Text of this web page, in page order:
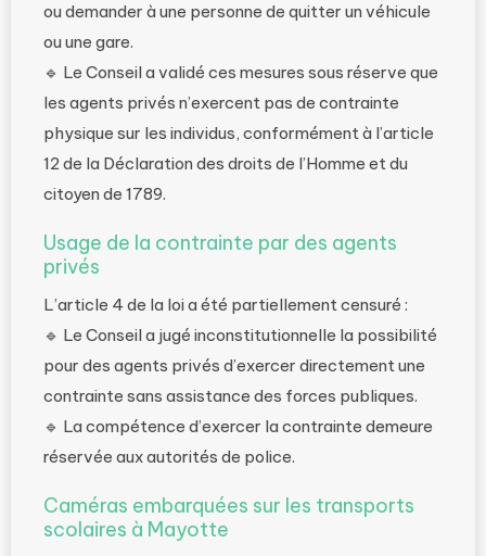
ou demander à une personne de quitter un véhicule
ou une gare.
🔹 Le Conseil a validé ces mesures sous réserve que
les agents privés n’exercent pas de contrainte
physique sur les individus, conformément à l’article
12 de la Déclaration des droits de l’Homme et du
citoyen de 1789.
Usage de la contrainte par des agents
privés
L’article 4 de la loi a été partiellement censuré :
🔹 Le Conseil a jugé inconstitutionnelle la possibilité
pour des agents privés d’exercer directement une
contrainte sans assistance des forces publiques.
🔹 La compétence d’exercer la contrainte demeure
réservée aux autorités de police.
Caméras embarquées sur les transports
scolaires à Mayotte